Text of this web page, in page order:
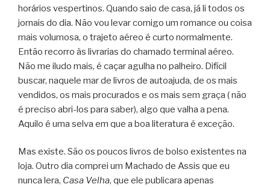
horários vespertinos. Quando saio de casa, já li todos os
jornais do dia. Não vou levar comigo um romance ou coisa
mais volumosa, o trajeto aéreo é curto normalmente.
Então recorro às livrarias do chamado terminal aéreo.
Não me iludo mais, é caçar agulha no palheiro. Difícil
buscar, naquele mar de livros de autoajuda, de os mais
vendidos, os mais procurados e os mais sem graça ( não
é preciso abri-los para saber), algo que valha a pena.
Aquilo é uma selva em que a boa literatura é exceção.
Mas existe. São os poucos livros de bolso existentes na
loja. Outro dia comprei um Machado de Assis que eu
nunca lera, Casa Velha, que ele publicara apenas